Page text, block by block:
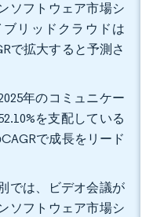
ソフトウェア市場シ
ブリッドクラウドは
で拡大すると予測さ
年のコミュニケー
を支配している
で成長をリード
では、ビデオ会議が
ソフトウェア市場シ